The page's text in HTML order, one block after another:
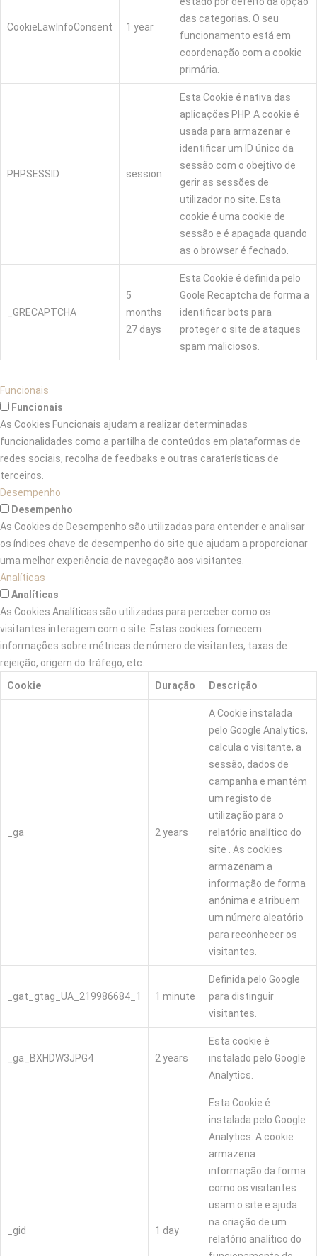
CookieLawInfoConsent 1 year
das categorias. O seu
funcionamento está em
coordenação com a cookie
primária.
PHPSESSID session
Esta Cookie é nativa das
aplicações PHP. A cookie é
usada para armazenar e
identificar um ID único da
sessão com o obejtivo de
gerir as sessões de
utilizador no site. Esta
cookie é uma cookie de
sessão e é apagada quando
as o browser é fechado.
_GRECAPTCHA
5
months
27 days
Esta Cookie é definida pelo
Goole Recaptcha de forma a
identificar bots para
proteger o site de ataques
spam maliciosos.
Funcionais
Funcionais
As Cookies Funcionais ajudam a realizar determinadas
funcionalidades como a partilha de conteúdos em plataformas de
redes sociais, recolha de feedbaks e outras caraterísticas de
terceiros.
Desempenho
Desempenho
As Cookies de Desempenho são utilizadas para entender e analisar
os índices chave de desempenho do site que ajudam a proporcionar
uma melhor experiência de navegação aos visitantes.
Analíticas
Analíticas
As Cookies Analíticas são utilizadas para perceber como os
visitantes interagem com o site. Estas cookies fornecem
informações sobre métricas de número de visitantes, taxas de
rejeição, origem do tráfego, etc.
Cookie
Duração Descrição
_ga 2 years
A Cookie instalada
pelo Google Analytics,
calcula o visitante, a
sessão, dados de
campanha e mantém
um registo de
utilização para o
relatório analítico do
site . As cookies
armazenam a
informação de forma
anónima e atribuem
um número aleatório
para reconhecer os
visitantes.
_gat_gtag_UA_219986684_1 1 minute
Definida pelo Google
para distinguir
visitantes.
_ga_BXHDW3JPG4 2 years
Esta cookie é
instalado pelo Google
Analytics.
_gid 1 day
Esta Cookie é
instalada pelo Google
Analytics. A cookie
armazena
informação da forma
como os visitantes
usam o site e ajuda
na criação de um
relatório analítico do